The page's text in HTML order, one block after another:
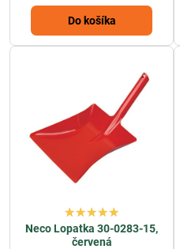
Do košíka
Neco Lopatka 30-0283-15,
červená